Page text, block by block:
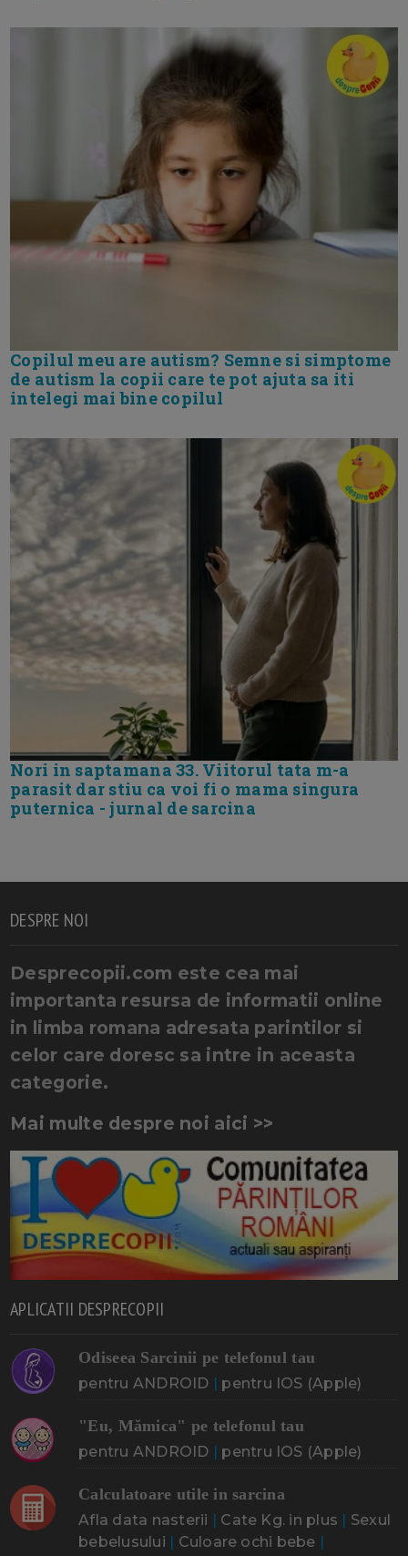
Copilul meu are autism? Semne si simptome
de autism la copii care te pot ajuta sa iti
intelegi mai bine copilul
Nori in saptamana 33. Viitorul tata m-a
parasit dar stiu ca voi fi o mama singura
puternica - jurnal de sarcina
DESPRE NOI
Desprecopii.com este cea mai
importanta resursa de informatii online
in limba romana adresata parintilor si
celor care doresc sa intre in aceasta
categorie.
Mai multe despre noi aici >>
APLICATII DESPRECOPII
Odiseea Sarcinii pe telefonul tau
pentru ANDROID | pentru IOS (Apple)
"Eu, Mămica" pe telefonul tau
pentru ANDROID | pentru IOS (Apple)
Calculatoare utile in sarcina
Afla data nasterii | Cate Kg. in plus | Sexul
bebelusului | Culoare ochi bebe |